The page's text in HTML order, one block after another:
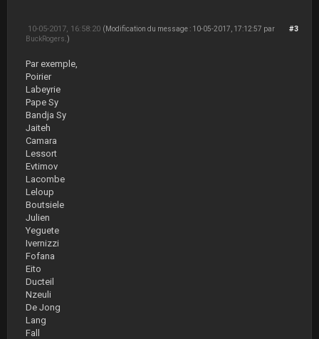
#3
10-05-2017, 16:58:20 (Modification du message : 10-05-2017, 17:12:57 par
BuckRogers .)
Par exemple,
Poirier
Labeyrie
Pape Sy
Bandja Sy
Jaiteh
Camara
Lessort
Evtimov
Lacombe
Leloup
Boutsiele
Julien
Yeguete
Ivernizzi
Fofana
Eito
Ducteil
Nzeuli
De Jong
Lang
Fall